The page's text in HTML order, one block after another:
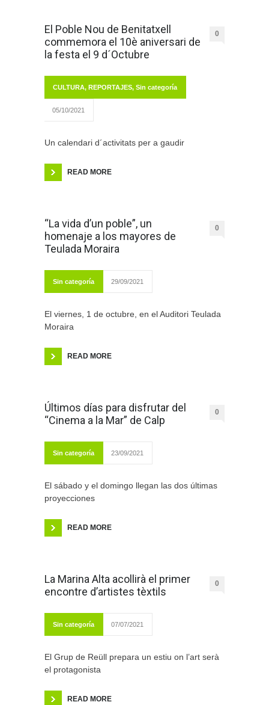
El Poble Nou de Benitatxell
commemora el 10è aniversari de
la festa el 9 d´Octubre
0
CULTURA, REPORTAJES, Sin categoría
05/10/2021
Un calendari d´activitats per a gaudir
READ MORE
“La vida d’un poble”, un
homenaje a los mayores de
Teulada Moraira
0
Sin categoría 29/09/2021
El viernes, 1 de octubre, en el Auditori Teulada
Moraira
READ MORE
Últimos días para disfrutar del
“Cinema a la Mar” de Calp
0
Sin categoría 23/09/2021
El sábado y el domingo llegan las dos últimas
proyecciones
READ MORE
La Marina Alta acollirà el primer
encontre d’artistes tèxtils
0
Sin categoría 07/07/2021
El Grup de Reüll prepara un estiu on l’art serà
el protagonista
READ MORE